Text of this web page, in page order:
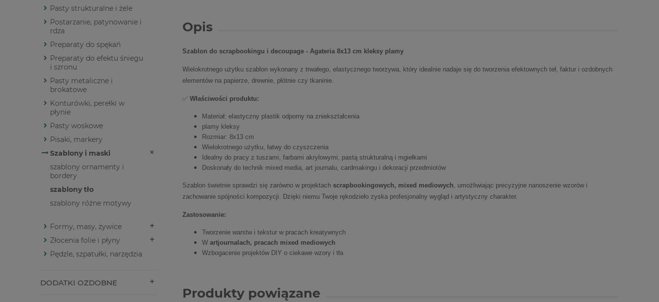
Pasty strukturalne i żele
Postarzanie, patynowanie i
rdza
Preparaty do spękań
Preparaty do efektu śniegu
i szronu
Pasty metaliczne i
brokatowe
Konturówki, perełki w
płynie
Pasty woskowe
Pisaki, markery
Szablony i maski
szablony ornamenty i
bordery
szablony tło
szablony różne motywy
Formy, masy, żywice
Złocenia folie i płyny
Pędzle, szpatułki, narzędzia
DODATKI OZDOBNE
Opis
Szablon do scrapbookingu i decoupage - Agateria 8x13 cm kleksy plamy
Wielokrotnego użytku szablon wykonany z trwałego, elastycznego tworzywa, który idealnie nadaje się do tworzenia efektownych teł, faktur i ozdobnych
elementów na papierze, drewnie, płótnie czy tkaninie.
✅ Właściwości produktu:
Materiał: elastyczny plastik odporny na zniekształcenia
plamy kleksy
Rozmiar: 8x13 cm
Wielokrotnego użytku, łatwy do czyszczenia
Idealny do pracy z tuszami, farbami akrylowymi, pastą strukturalną i mgiełkami
Doskonały do technik mixed media, art journalu, cardmakingu i dekoracji przedmiotów
Szablon świetnie sprawdzi się zarówno w projektach scrapbookingowych, mixed mediowych, umożliwiając precyzyjne nanoszenie wzorów i
zachowanie spójności kompozycji. Dzięki niemu Twoje rękodzieło zyska profesjonalny wygląd i artystyczny charakter.
Zastosowanie:
Tworzenie warstw i tekstur w pracach kreatywnych
W artjournalach, pracach mixed mediowych
Wzbogacenie projektów DIY o ciekawe wzory i tła
Produkty powiązane